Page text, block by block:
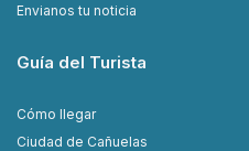
Envianos tu noticia
Guía del Turista
Cómo llegar
Ciudad de Cañuelas